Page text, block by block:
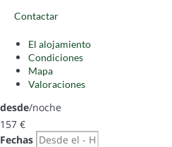
Contactar
El alojamiento
Condiciones
Mapa
Valoraciones
desde/noche
157 €
Fechas